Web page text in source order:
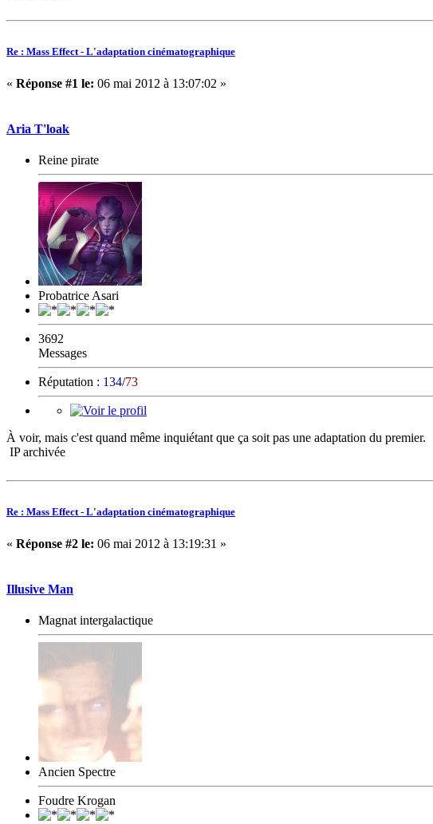
Re : Mass Effect - L'adaptation cinématographique
« Réponse #1 le: 06 mai 2012 à 13:07:02 »
Aria T'loak
Reine pirate
Probatrice Asari
3692
Messages
Réputation : 134/73
À voir, mais c'est quand même inquiétant que ça soit pas une adaptation du premier.
IP archivée
Re : Mass Effect - L'adaptation cinématographique
« Réponse #2 le: 06 mai 2012 à 13:19:31 »
Illusive Man
Magnat intergalactique
Ancien Spectre
Foudre Krogan